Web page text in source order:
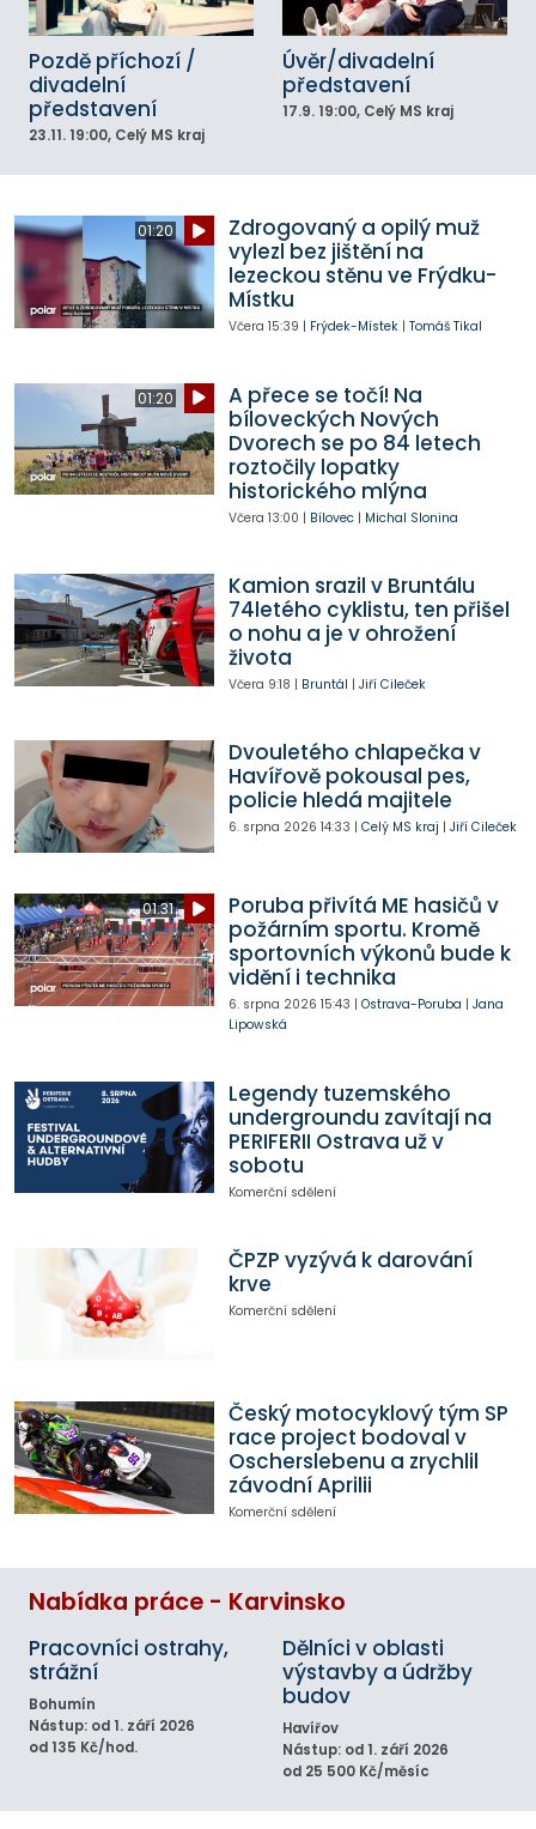
Pozdě příchozí /
divadelní
představení
23.11. 19:00, Celý MS kraj
Úvěr/divadelní
představení
17.9. 19:00, Celý MS kraj
01:20
Zdrogovaný a opilý muž
vylezl bez jištění na
lezeckou stěnu ve Frýdku-
Místku
Včera 15:39 | Frýdek-Místek| Tomáš Tikal
01:20
A přece se točí! Na
bíloveckých Nových
Dvorech se po 84 letech
roztočily lopatky
historického mlýna
Včera 13:00 | Bílovec| Michal Slonina
Kamion srazil v Bruntálu
74letého cyklistu, ten přišel
o nohu a je v ohrožení
života
Včera 9:18 | Bruntál | Jiří Cileček
Dvouletého chlapečka v
Havířově pokousal pes,
policie hledá majitele
6. srpna 2026 14:33 | Celý MS kraj | Jiří Cileček
01:31
Poruba přivítá ME hasičů v
požárním sportu. Kromě
sportovních výkonů bude k
vidění i technika
6. srpna 2026 15:43 | Ostrava-Poruba | Jana
Lipowská
Legendy tuzemského
undergroundu zavítají na
PERIFERII Ostrava už v
sobotu
Komerční sdělení
ČPZP vyzývá k darování
krve
Komerční sdělení
Český motocyklový tým SP
race project bodoval v
Oscherslebenu a zrychlil
závodní Aprilii
Komerční sdělení
Nabídka práce - Karvinsko
Pracovníci ostrahy,
strážní
Bohumín
Nástup: od 1. září 2026
od 135 Kč/hod.
Dělníci v oblasti
výstavby a údržby
budov
Havířov
Nástup: od 1. září 2026
od 25 500 Kč/měsíc